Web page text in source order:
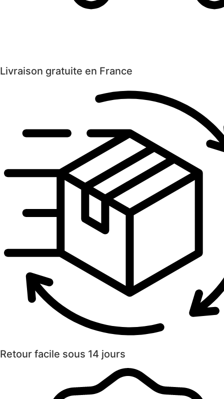
Livraison gratuite en France
Retour facile sous 14 jours